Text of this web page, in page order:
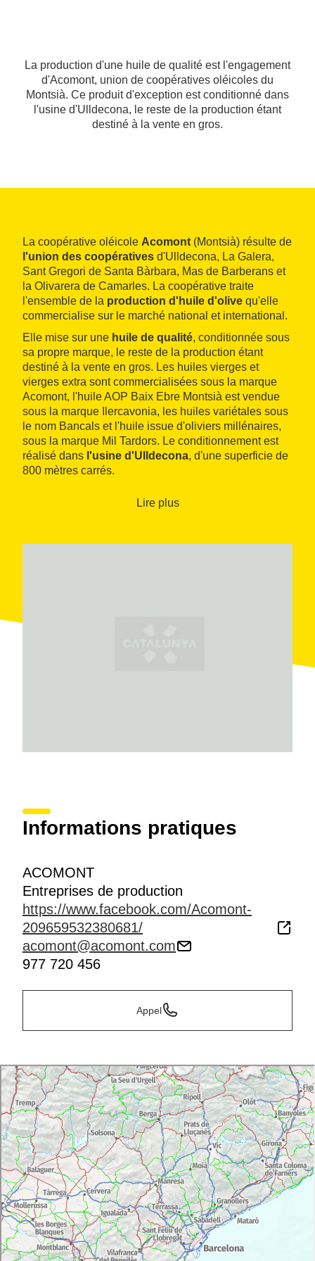
La production d'une huile de qualité est l'engagement
d'Acomont, union de coopératives oléicoles du
Montsià. Ce produit d'exception est conditionné dans
l'usine d'Ulldecona, le reste de la production étant
destiné à la vente en gros.
La coopérative oléicole Acomont (Montsià) résulte de
l'union des coopératives d'Ulldecona, La Galera,
Sant Gregori de Santa Bàrbara, Mas de Barberans et
la Olivarera de Camarles. La coopérative traite
l'ensemble de la production d'huile d'olive qu'elle
commercialise sur le marché national et international.
Elle mise sur une huile de qualité, conditionnée sous
sa propre marque, le reste de la production étant
destiné à la vente en gros. Les huiles vierges et
vierges extra sont commercialisées sous la marque
Acomont, l'huile AOP Baix Ebre Montsià est vendue
sous la marque Ilercavonia, les huiles variétales sous
le nom Bancals et l'huile issue d'oliviers millénaires,
sous la marque Mil Tardors. Le conditionnement est
réalisé dans l'usine d'Ulldecona, d'une superficie de
800 mètres carrés.
Lire plus
Informations pratiques
ACOMONT
Entreprises de production
https://www.facebook.com/Acomont-
209659532380681/
acomont@acomont.com
977 720 456
Appel